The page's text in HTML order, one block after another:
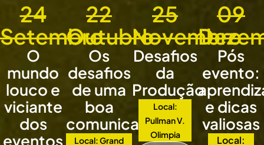
24
Setembro
O
mundo
louco e
viciante
dos
eventos
22
Outubro
Os
desafios
de uma
boa
comunicação
Local: Grand
25
Novembro
Desafios
da
Produção
Local:
Pullman V.
Olimpia
09
Pós
evento:
e dicas
valiosas
Local: